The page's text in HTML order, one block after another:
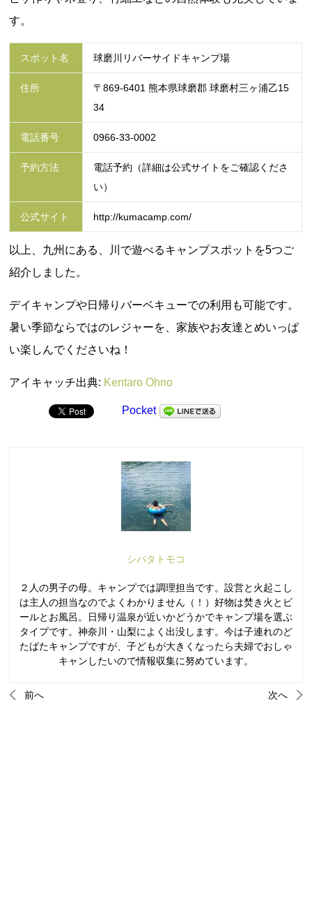
す。
スポット名 球磨川リバーサイドキャンプ場
住所
〒869-6401 熊本県球磨郡 球磨村三ヶ浦乙15
34
電話番号 0966-33-0002
予約方法
電話予約（詳細は公式サイトをご確認くださ
い）
公式サイト http://kumacamp.com/
以上、九州にある、川で遊べるキャンプスポットを5つご
紹介しました。
デイキャンプや日帰りバーベキューでの利用も可能です。
暑い季節ならではのレジャーを、家族やお友達とめいっぱ
い楽しんでくださいね！
アイキャッチ出典: Kentaro Ohno
Pocket
シバタトモコ
２人の男子の母。キャンプでは調理担当です。設営と火起こし
は主人の担当なのでよくわかりません（！）好物は焚き火とビ
ールとお風呂。日帰り温泉が近いかどうかでキャンプ場を選ぶ
タイプです。神奈川・山梨によく出没します。今は子連れのど
たばたキャンプですが、子どもが大きくなったら夫婦でおしゃ
キャンしたいので情報収集に努めています。
前へ 次へ